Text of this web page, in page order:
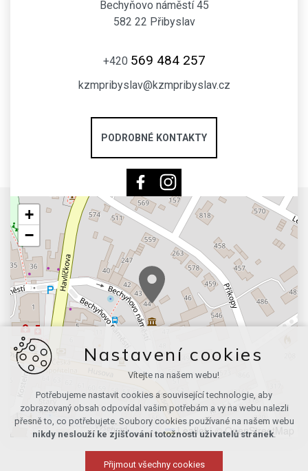
Bechyňovo náměstí 45
582 22 Přibyslav
+420 569 484 257
kzmpribyslav@kzmpribyslav.cz
PODROBNÉ KONTAKTY
+
−
Leaflet | © OpenStreetMap
Nastavení cookies
Vítejte na našem webu!
Potřebujeme nastavit cookies a související technologie, aby
zobrazovaný obsah odpovídal vašim potřebám a vy na webu nalezli
přesně to, co potřebujete. Soubory cookies používané na našem webu
nikdy neslouží ke zjišťování totožnosti uživatelů stránek.
Přijmout všechny cookies